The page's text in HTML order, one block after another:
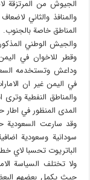
الجيوش من المرتزقة
والمنافذ والثاني
المناطق خاصة بالجنوب.
والجيش الوطني
وقطر للاخوان في
وداعش وتستخدمه
في اليمن غير ان
والمناطق النفطية
المدى المنظور في اطار
وقد سارعت السعودية
سودانية وسعودية
الباتريوت تحسبا لاي
ولا تختلف السياسة
حيث يكمل بعضهم